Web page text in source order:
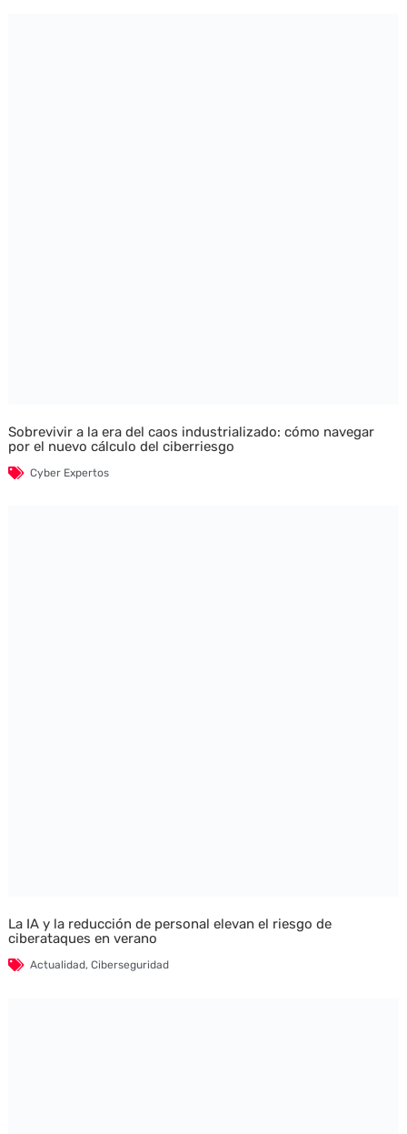
Sobrevivir a la era del caos industrializado: cómo navegar
por el nuevo cálculo del ciberriesgo
Cyber Expertos
La IA y la reducción de personal elevan el riesgo de
ciberataques en verano
Actualidad, Ciberseguridad